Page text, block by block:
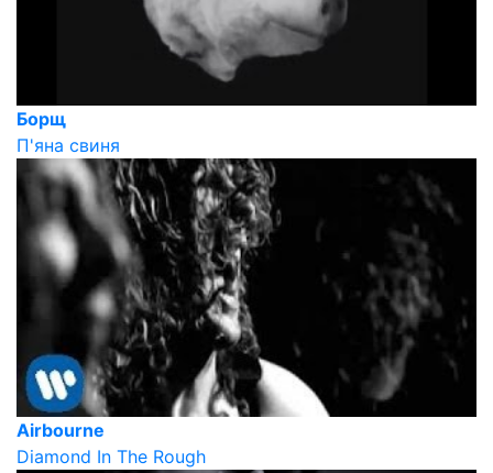
Борщ
П'яна свиня
Airbourne
Diamond In The Rough